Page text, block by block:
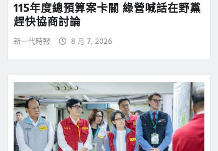
115年度總預算案卡關 綠營喊話在野黨
趕快協商討論
新一代時報 8 月 7, 2026